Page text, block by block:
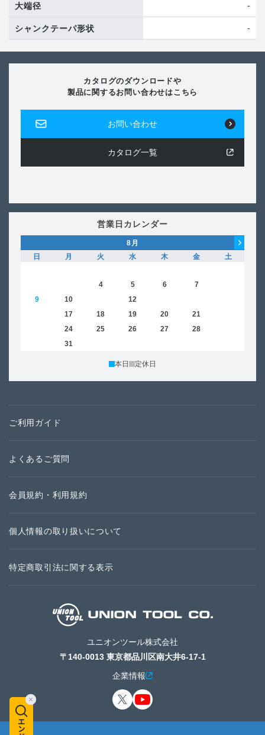
大端径 -
シャンクテーパ形状 -
カタログのダウンロードや
製品に関するお問い合わせはこちら
お問い合わせ
カタログ一覧
営業日カレンダー
8月
日
月 火 水 木 金
土
4 5 6 7
9
10 12
17 18 19 20 21
24 25 26 27 28
31
本日 定休日
ご利用ガイド
よくあるご質問
会員規約・利用規約
個人情報の取り扱いについて
特定商取引法に関する表示
ユニオンツール株式会社
〒140-0013 東京都品川区南大井6-17-1
企業情報